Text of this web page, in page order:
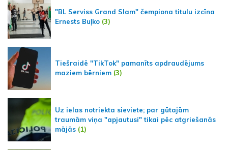
"BL Serviss Grand Slam" čempiona titulu izcīna
Ernests Buļko (3)
Tiešraidē "TikTok" pamanīts apdraudējums
maziem bērniem (3)
Uz ielas notriekta sieviete; par gūtajām
traumām viņa "apjautusi" tikai pēc atgriešanās
mājās (1)